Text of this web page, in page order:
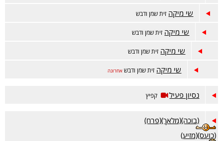
שי מיקה זית שמן ודבש
שי מיקה זית שמן ודבש
שי מיקה זית שמן ודבש
שי מיקה זית שמן ודבש אחרונה
נסיון פעיל קפיץ
(בוכה)(מלאך)(פרח)
(כועס)(מזיע)